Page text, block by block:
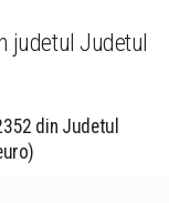
judetul Judetul
din Judetul